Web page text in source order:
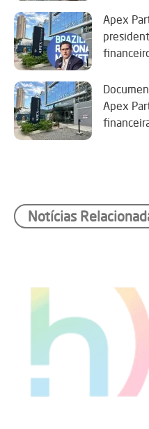
Apex
Apex
Notícias